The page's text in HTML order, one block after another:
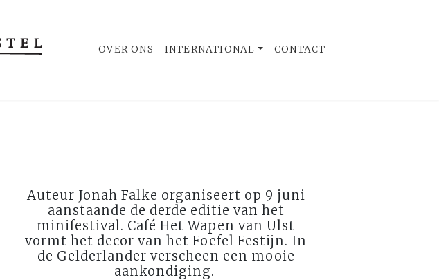
OVER ONS INTERNATIONAL CONTACT
Auteur Jonah Falke organiseert op 9 juni
aanstaande de derde editie van het
minifestival. Café Het Wapen van Ulst
vormt het decor van het Foefel Festijn. In
de Gelderlander verscheen een mooie
aankondiging.